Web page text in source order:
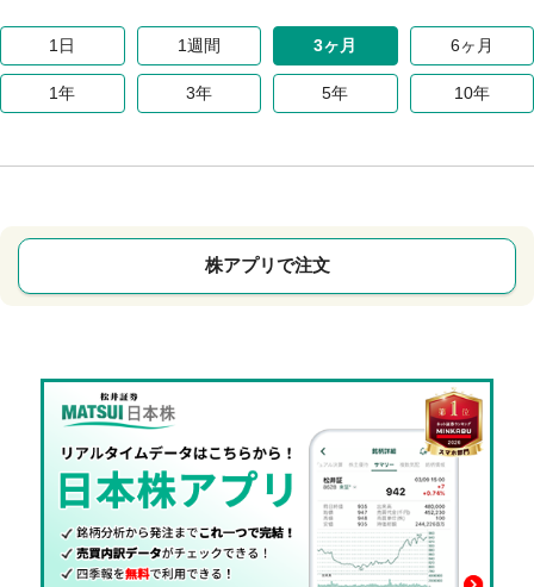
1日 1週間 3ヶ月 6ヶ月
1年 3年 5年 10年
株アプリで注文